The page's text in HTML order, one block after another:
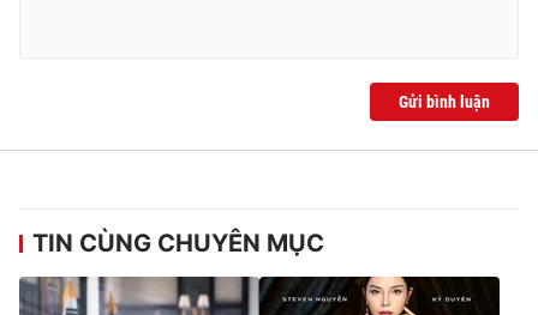
Gửi bình luận
TIN CÙNG CHUYÊN MỤC